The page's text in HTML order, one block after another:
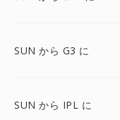
SUN から G3 に
SUN から IPL に